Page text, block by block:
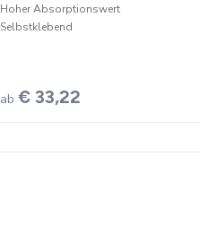
Hoher Absorptionswert
Selbstklebend
ab € 33,22